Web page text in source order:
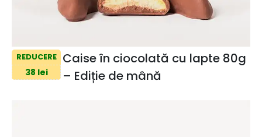
REDUCERE
38 lei
Caise în ciocolată cu lapte 80g
– Ediție de mână